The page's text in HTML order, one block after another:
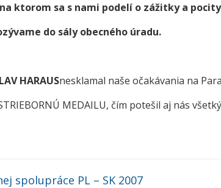
ktorom sa s nami podelí o zážitky a
do sály obecného úradu.
HARAUSnesklamal naše očakávania na
MEDAILU, čím potešil aj nás
spolupráce PL – SK 2007